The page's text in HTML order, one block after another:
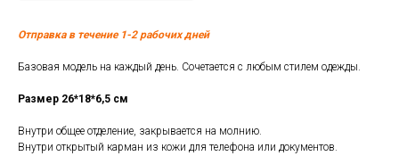
Отправка в течение 1-2 рабочих дней
Базовая модель на каждый день. Сочетается с любым стилем одежды.
Размер 26*18*6,5 см
Внутри общее отделение, закрывается на молнию.
Внутри открытый карман из кожи для телефона или документов.